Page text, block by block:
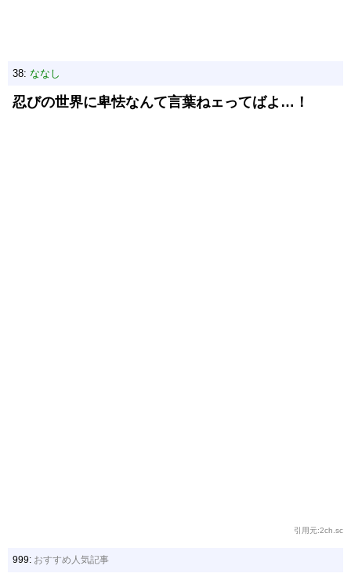
38: ななし
忍びの世界に卑怯なんて言葉ねェってばよ…！
引用元:2ch.sc
999: おすすめ人気記事